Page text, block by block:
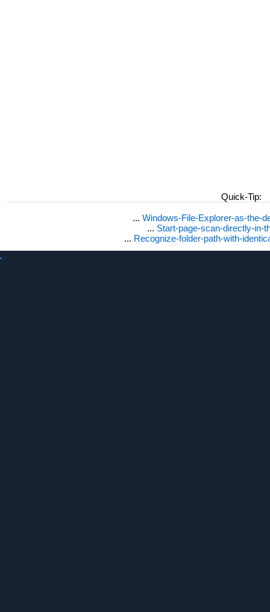
Quick-Tip:
... Windows-File-Explorer-as-the-
... Start-page-scan-directly-in-
... Recognize-folder-path-with-